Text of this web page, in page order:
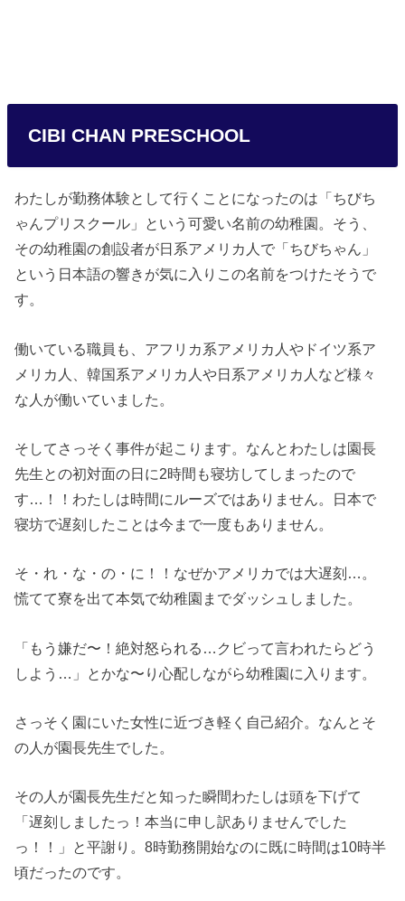
CIBI CHAN PRESCHOOL
わたしが勤務体験として行くことになったのは「ちびち
ゃんプリスクール」という可愛い名前の幼稚園。そう、
その幼稚園の創設者が日系アメリカ人で「ちびちゃん」
という日本語の響きが気に入りこの名前をつけたそうで
す。
働いている職員も、アフリカ系アメリカ人やドイツ系ア
メリカ人、韓国系アメリカ人や日系アメリカ人など様々
な人が働いていました。
そしてさっそく事件が起こります。なんとわたしは園長
先生との初対面の日に2時間も寝坊してしまったので
す…！！わたしは時間にルーズではありません。日本で
寝坊で遅刻したことは今まで一度もありません。
そ・れ・な・の・に！！なぜかアメリカでは大遅刻…。
慌てて寮を出て本気で幼稚園までダッシュしました。
「もう嫌だ〜！絶対怒られる…クビって言われたらどう
しよう…」とかな〜り心配しながら幼稚園に入ります。
さっそく園にいた女性に近づき軽く自己紹介。なんとそ
の人が園長先生でした。
その人が園長先生だと知った瞬間わたしは頭を下げて
「遅刻しましたっ！本当に申し訳ありませんでした
っ！！」と平謝り。8時勤務開始なのに既に時間は10時半
頃だったのです。